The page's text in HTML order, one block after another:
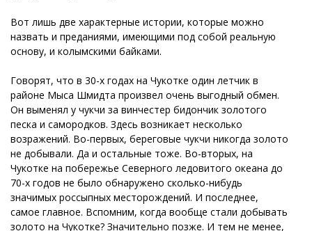
Вот лишь две характерные истории, которые можно
назвать и преданиями, имеющими под собой реальную
основу, и колымскими байками.
Говорят, что в 30-х годах на Чукотке один летчик в
районе Мыса Шмидта произвел очень выгодный обмен.
Он выменял у чукчи за винчестер бидончик золотого
песка и самородков. Здесь возникает несколько
возражений. Во-первых, береговые чукчи никогда золото
не добывали. Да и остальные тоже. Во-вторых, на
Чукотке на побережье Северного ледовитого океана до
70-х годов не было обнаружено сколько-нибудь
значимых россыпных месторождений. И последнее,
самое главное. Вспомним, когда вообще стали добывать
золото на Чукотке? Значительно позже. И тем не менее,